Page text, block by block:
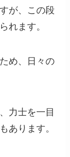
が、この段
れます。
め、日々の
力士を一目
あります。